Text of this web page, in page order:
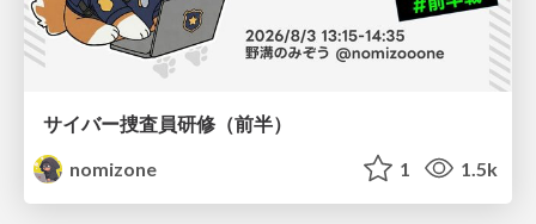
サイバー捜査員研修（前半）
nomizone
1 1.5k